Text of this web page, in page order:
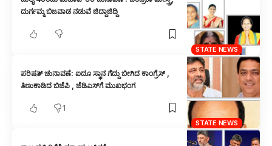
STATE NEWS
ದುರ್ಗಮ್ಮ ಬಿಜವಾಡ ನಡುವೆ ಜಿದ್ದಾಜಿದ್ದಿ
STATE NEWS
ಪರಿಷತ್ ಚುನಾವಣೆ: ಐದೂ ಸ್ಥಾನ ಗೆದ್ದು ಬೀಗಿದ ಕಾಂಗ್ರೆಸ್ ,
ತಿಣುಕಾಡಿದ ಬಿಜೆಪಿ , ಜೆಡಿಎಸ್‌ಗೆ ಮುಖಭಂಗ
1